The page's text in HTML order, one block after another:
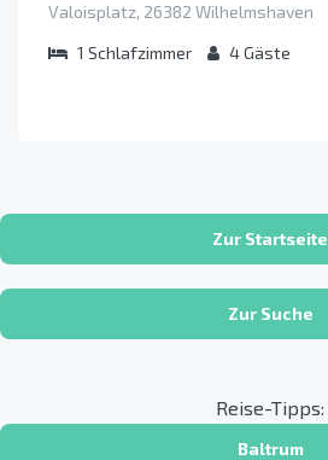
Valoisplatz, 26382 Wilhelmshaven
1 Schlafzimmer 4Gäste
Zur Startseite
Zur Suche
Reise-Tipps:
Baltrum